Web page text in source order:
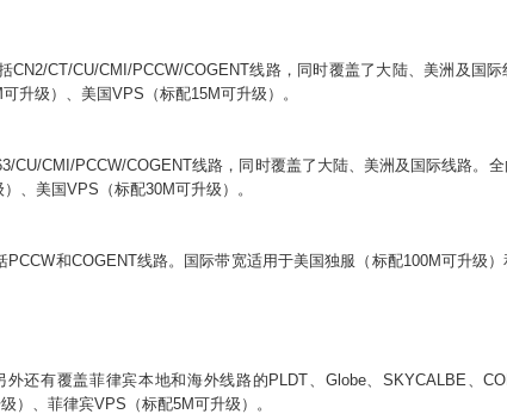
CN2/CT/CU/CMI/PCCW/COGENT线路，同时覆盖了大陆、美洲及国
可升级）、美国VPS（标配15M可升级）。
CU/CMI/PCCW/COGENT线路，同时覆盖了大陆、美洲及国际线路。
）、美国VPS（标配30M可升级）。
PCCW和COGENT线路。国际带宽适用于美国独服（标配100M可升级
还有覆盖菲律宾本地和海外线路的PLDT、Globe、SKYCALBE、
）、菲律宾VPS（标配5M可升级）。